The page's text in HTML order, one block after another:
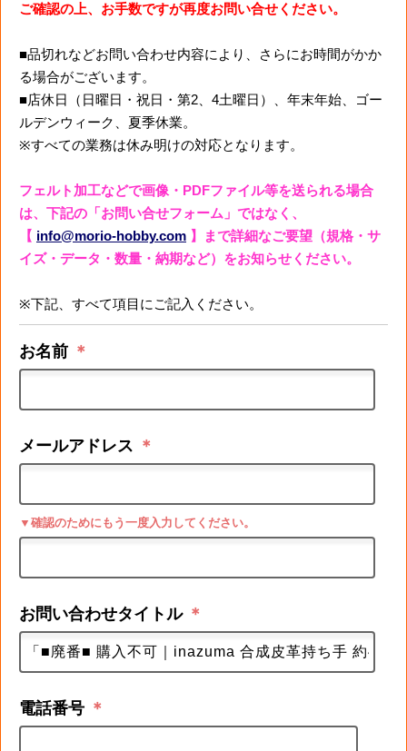
ご確認の上、お手数ですが再度お問い合せください。
■品切れなどお問い合わせ内容により、さらにお時間がかか
る場合がございます。
■店休日（日曜日・祝日・第2、4土曜日）、年末年始、ゴー
ルデンウィーク、夏季休業。
※すべての業務は休み明けの対応となります。
フェルト加工などで画像・PDFファイル等を送られる場合
は、下記の「お問い合せフォーム」ではなく、
【 info@morio-hobby.com 】まで詳細なご要望（規格・サ
イズ・データ・数量・納期など）をお知らせください。
※下記、すべて項目にご記入ください。
お名前 ＊
メールアドレス ＊
▼確認のためにもう一度入力してください。
お問い合わせタイトル ＊
電話番号 ＊